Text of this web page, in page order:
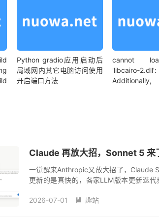
Python gradio应用启动后
局域网内其它电脑访问使用
开启端口方法
cannot
'libcairo-
Additionally,
Claude 再放大招，Sonnet 5 来
一觉醒来Anthropic又放大招了，Claude
更新的是真快的，各家LLM版本更新迭
2026-07-01  趣站